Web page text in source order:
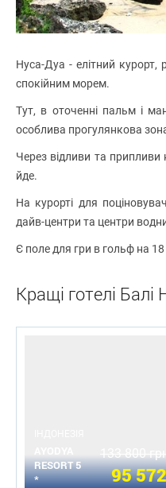
Нуса-Дуа - елітний
спокійним морем.
Тут, в оточенні пальм і
особлива прогулянкова
Через відливи та
йде.
На курорті для
дайв-центри та центри
Є поле для гри в гольф на
Кращі готелі
RESORT 5
*
133 800
95 572